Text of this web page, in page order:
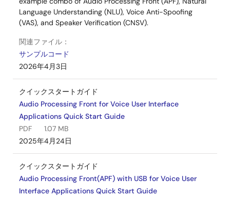
Language Understanding (NLU), Voice Anti-Spoofing
(VAS), and Speaker Verification (CNSV).
関連ファイル：
サンプルコード
2026年4月3日
クイックスタートガイド
Audio Processing Front for Voice User Interface
Applications Quick Start Guide
PDF
1.07 MB
2025年4月24日
クイックスタートガイド
Audio Processing Front(APF) with USB for Voice User
Interface Applications Quick Start Guide